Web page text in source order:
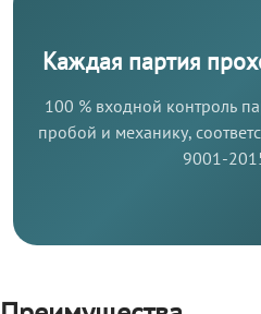
Каждая партия
100 % входной контроль
пробой и механику,
9001-